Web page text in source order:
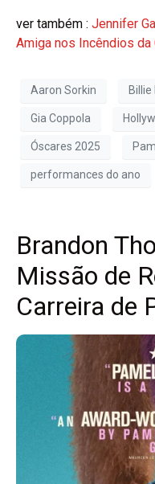
ver também : Jennifer
Amiga nos Incêndios da
Aaron Sorkin Billie
Gia Coppola
Óscares 2025
performances do ano
Brandon
Missão de
Carreira de